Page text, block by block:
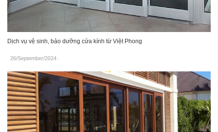
Dịch vụ vệ sinh, bảo dưỡng cửa kính từ Việt Phong
26/September/2024 .